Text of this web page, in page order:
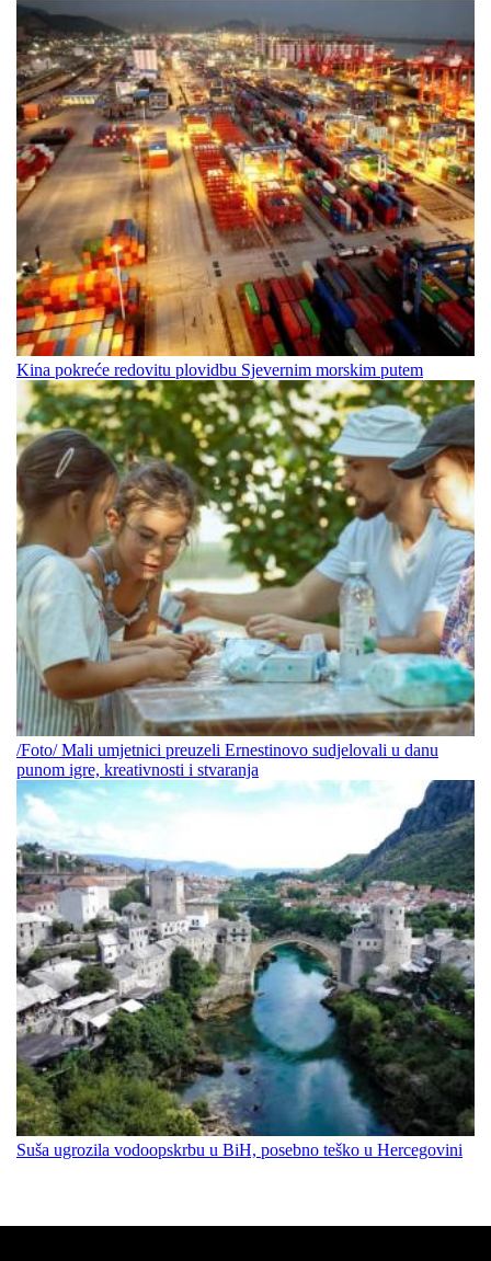
Kina pokreće redovitu plovidbu Sjevernim morskim putem
/Foto/ Mali umjetnici preuzeli Ernestinovo sudjelovali u danu
punom igre, kreativnosti i stvaranja
Suša ugrozila vodoopskrbu u BiH, posebno teško u Hercegovini